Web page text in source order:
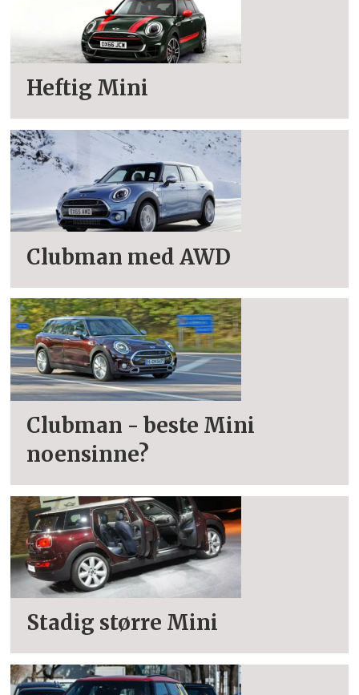
Heftig Mini
Clubman med AWD
Clubman - beste Mini
noensinne?
Stadig større Mini